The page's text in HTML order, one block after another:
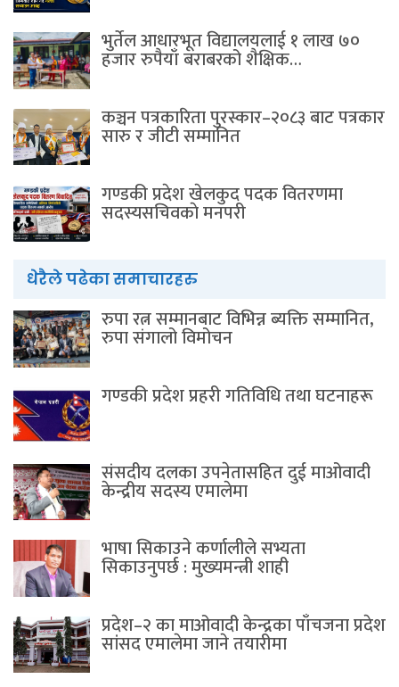
भुर्तेल आधारभूत विद्यालयलाई १ लाख ७०
हजार रुपैयाँ बराबरको शैक्षिक…
कञ्चन पत्रकारिता पुरस्कार–२०८३ बाट पत्रकार
सारु र जीटी सम्मानित
गण्डकी प्रदेश खेलकुद पदक वितरणमा
सदस्यसचिवकाे मनपरी
धेरैले पढेका समाचारहरु
रुपा रत्न सम्मानबाट विभिन्न ब्यक्ति सम्मानित,
रुपा संगालो विमोचन
गण्डकी प्रदेश प्रहरी गतिविधि तथा घटनाहरू
संसदीय दलका उपनेतासहित दुई माओवादी
केन्द्रीय सदस्य एमालेमा
भाषा सिकाउने कर्णालीले सभ्यता
सिकाउनुपर्छ : मुख्यमन्त्री शाही
प्रदेश–२ का माओवादी केन्द्रका पाँचजना प्रदेश
सांसद एमालेमा जाने तयारीमा